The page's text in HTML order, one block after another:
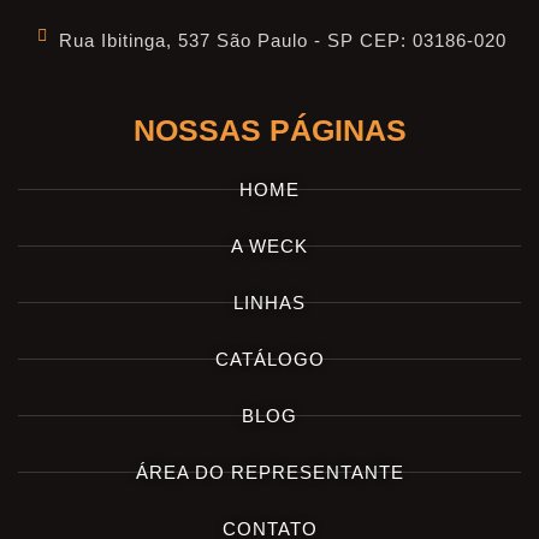
Rua Ibitinga, 537 São Paulo - SP CEP: 03186-020
NOSSAS PÁGINAS
HOME
A WECK
LINHAS
CATÁLOGO
BLOG
ÁREA DO REPRESENTANTE
CONTATO